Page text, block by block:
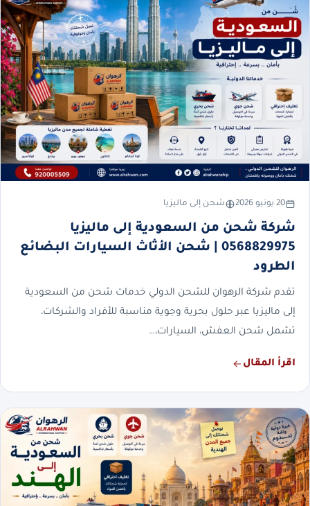
20 يونيو 2026 شحن إلى ماليزيا
شركة شحن من السعودية إلى ماليزيا
0568829975 | شحن الأثاث السيارات البضائع
الطرود
تقدم شركة الرهوان للشحن الدولي خدمات شحن من السعودية
إلى ماليزيا عبر حلول بحرية وجوية مناسبة للأفراد والشركات،
تشمل شحن العفش، السيارات،…
اقرأ المقال